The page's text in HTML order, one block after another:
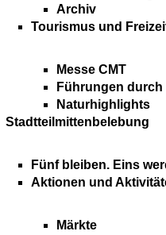
Archiv
Tourismus und
Messe CMT
Führungen
Naturhighlights
Stadtteilmittenbelebung
Fünf bleiben. Eins
Aktionen und
Märkte